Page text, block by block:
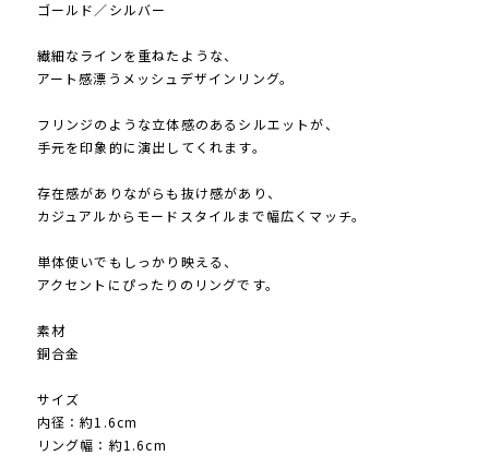
ゴールド／シルバー
繊細なラインを重ねたような、
アート感漂うメッシュデザインリング。
フリンジのような立体感のあるシルエットが、
手元を印象的に演出してくれます。
存在感がありながらも抜け感があり、
カジュアルからモードスタイルまで幅広くマッチ。
単体使いでもしっかり映える、
アクセントにぴったりのリングです。
素材
銅合金
サイズ
内径：約1.6cm
リング幅：約1.6cm